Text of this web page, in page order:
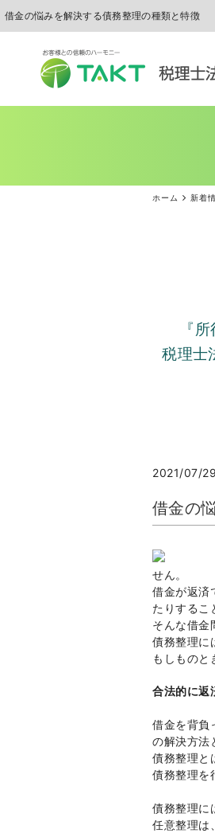
借金の悩みを解決する債務整理の種類と特徴
ホーム 新着
『
税理士
2021/07/29
借金の
せん。
借金が返済
たりするこ
そんな借金
債務整理に
もしものと
合法的に返
借金を背負
の解決方法
債務整理と
債務整理を
債務整理に
任意整理は